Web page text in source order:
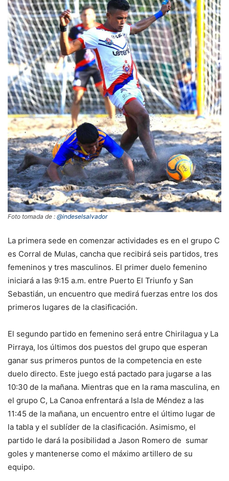
Foto tomada de : @indeselsalvador
La primera sede en comenzar actividades es en el grupo C
es Corral de Mulas, cancha que recibirá seis partidos, tres
femeninos y tres masculinos. El primer duelo femenino
iniciará a las 9:15 a.m. entre Puerto El Triunfo y San
Sebastián, un encuentro que medirá fuerzas entre los dos
primeros lugares de la clasificación.
El segundo partido en femenino será entre Chirilagua y La
Pirraya, los últimos dos puestos del grupo que esperan
ganar sus primeros puntos de la competencia en este
duelo directo. Este juego está pactado para jugarse a las
10:30 de la mañana. Mientras que en la rama masculina, en
el grupo C, La Canoa enfrentará a Isla de Méndez a las
11:45 de la mañana, un encuentro entre el último lugar de
la tabla y el sublíder de la clasificación. Asimismo, el
partido le dará la posibilidad a Jason Romero de sumar
goles y mantenerse como el máximo artillero de su
equipo.